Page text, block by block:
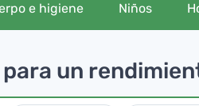
e higiene Niños
un